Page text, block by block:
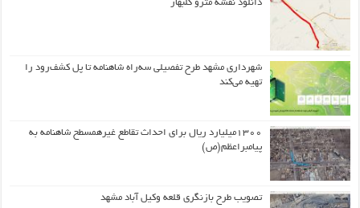
دانلود نقشه مترو گلبهار
شهرداری مشهد طرح تفصیلی سه‌راه شاهنامه تا پل کشف‌رود را
تهیه می‌کند
۱۳۰۰میلیارد ریال برای احداث تقاطع غیرهمسطح شاهنامه به
پیامبراعظم(ص)
تصویب طرح بازنگری قلعه وکیل آباد مشهد